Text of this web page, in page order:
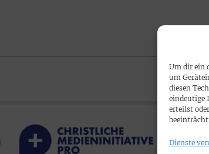
Um dir ein
um
diesen
eindeutige
erteilst
Dienste